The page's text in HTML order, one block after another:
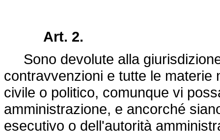
Art. 2.
Sono devolute alla
contravvenzioni e tutte le materie
civile o politico, comunque vi
amministrazione, e ancorché
esecutivo o dell'autorità